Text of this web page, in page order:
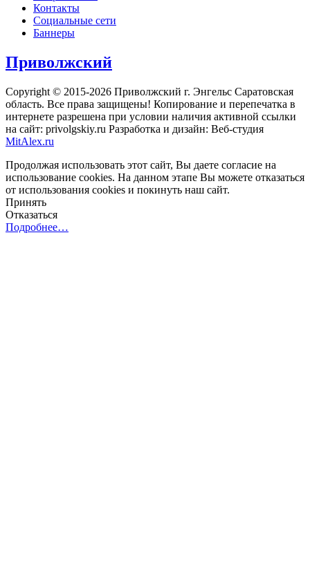
Контакты
Социальные сети
Баннеры
Приволжский
Copyright © 2015-2026 Приволжский г. Энгельс Саратовская
область. Все права защищены! Копирование и перепечатка в
интернете разрешена при условии наличия активной ссылки
на сайт: privolgskiy.ru Разработка и дизайн: Веб-студия
MitAlex.ru
Продолжая использовать этот сайт, Вы даете согласие на
использование cookies. На данном этапе Вы можете отказаться
от использования cookies и покинуть наш сайт.
Принять
Отказаться
Подробнее…